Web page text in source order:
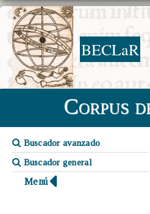
BECLaR
Corpus
Buscador avanzado
Buscador general
Menú